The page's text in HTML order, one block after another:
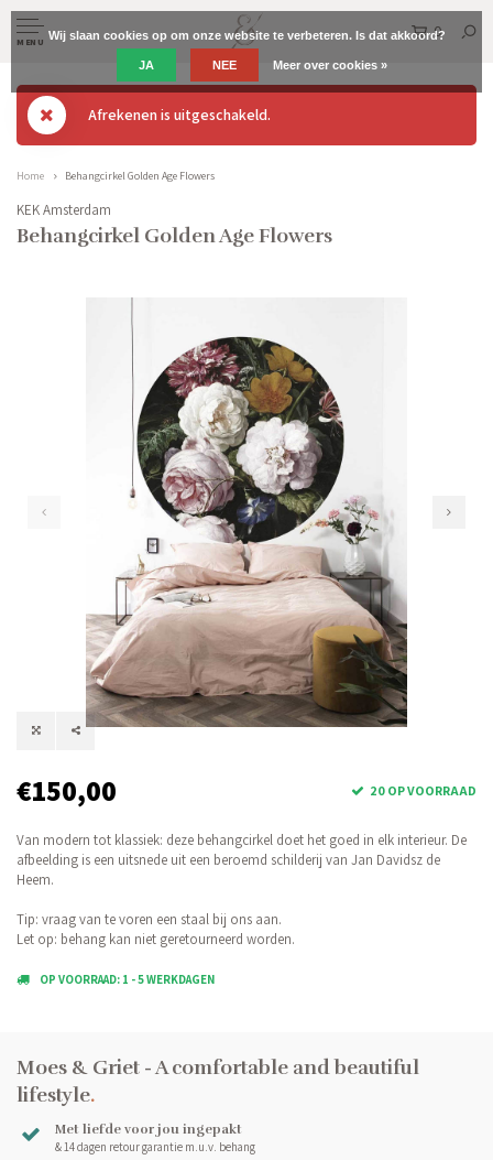
MENU
0
Afrekenen is uitgeschakeld.
Home Behangcirkel Golden Age Flowers
KEK Amsterdam
Behangcirkel Golden Age Flowers
€150,00 20 OP VOORRAAD
Van modern tot klassiek: deze behangcirkel doet het goed in elk interieur. De
afbeelding is een uitsnede uit een beroemd schilderij van Jan Davidsz de
Heem.
Tip: vraag van te voren een staal bij ons aan.
Let op: behang kan niet geretourneerd worden.
OP VOORRAAD: 1 - 5 WERKDAGEN
Moes & Griet - A comfortable and beautiful
lifestyle.
Met liefde voor jou ingepakt
& 14 dagen retour garantie m.u.v. behang
Wij slaan cookies op om onze website te verbeteren. Is dat akkoord?
JA NEE Meer over cookies »